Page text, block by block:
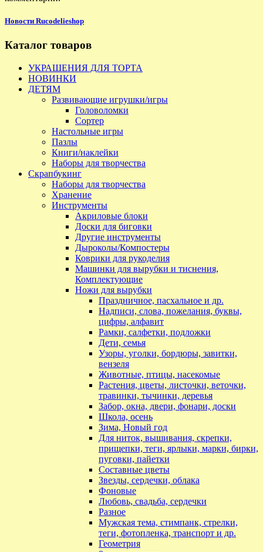
Новости Rucodelieshop
Каталог товаров
УКРАШЕНИЯ ДЛЯ ТОРТА
НОВИНКИ
ДЕТЯМ
Развивающие игрушки/игры
Головоломки
Сортер
Настольные игры
Пазлы
Книги/наклейки
Наборы для творчества
Скрапбукинг
Наборы для творчества
Хранение
Инструменты
Акриловые блоки
Доски для биговки
Другие инструменты
Дыроколы/Компостеры
Коврики для рукоделия
Машинки для вырубки и тиснения,
Комплектующие
Ножи для вырубки
Праздничное, пасхальное и др.
Надписи, слова, пожелания, буквы,
цифры, алфавит
Рамки, салфетки, подложки
Дети, семья
Узоры, уголки, бордюры, завитки,
вензеля
Животные, птицы, насекомые
Растения, цветы, листочки, веточки,
травинки, тычинки, деревья
Забор, окна, двери, фонари, доски
Школа, осень
Зима, Новый год
Для ниток, вышивания, скрепки,
прищепки, теги, ярлыки, марки, бирки,
пуговки, пайетки
Составные цветы
Звезды, сердечки, облака
Фоновые
Любовь, свадьба, сердечки
Разное
Мужская тема, стимпанк, стрелки,
теги, фотопленка, транспорт и др.
Геометрия